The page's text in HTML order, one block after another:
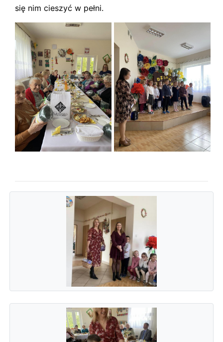
się nim cieszyć w pełni.